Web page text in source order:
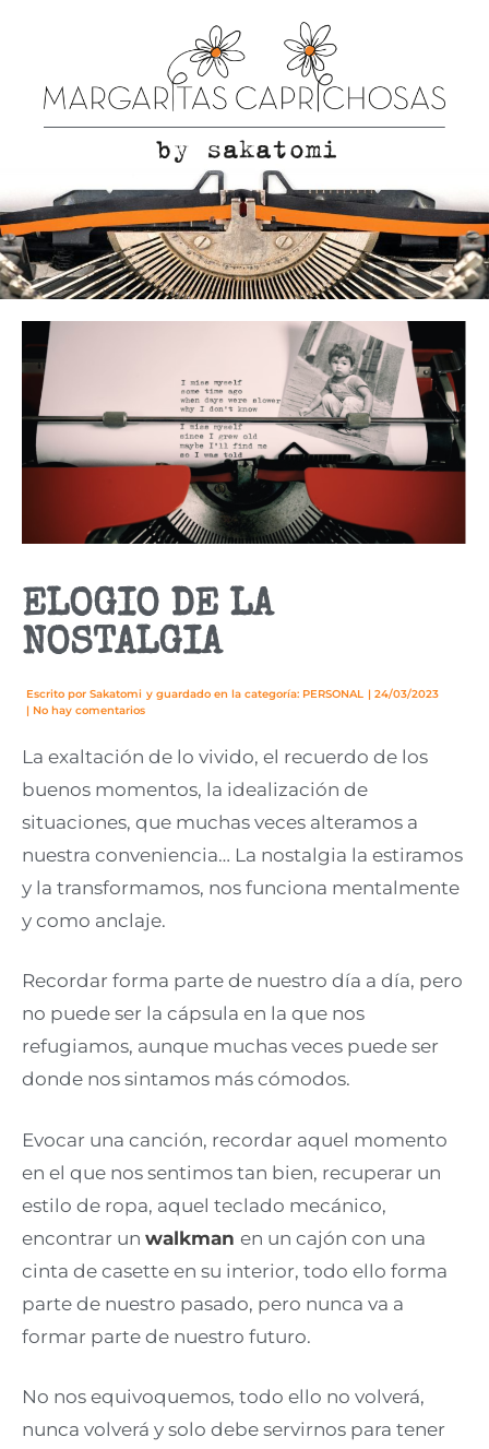
ELOGIO DE LA
NOSTALGIA
Escrito por Sakatomi y guardado en la categoría: PERSONAL | 24/03/2023
| No hay comentarios
La exaltación de lo vivido, el recuerdo de los
buenos momentos, la idealización de
situaciones, que muchas veces alteramos a
nuestra conveniencia… La nostalgia la estiramos
y la transformamos, nos funciona mentalmente
y como anclaje.
Recordar forma parte de nuestro día a día, pero
no puede ser la cápsula en la que nos
refugiamos, aunque muchas veces puede ser
donde nos sintamos más cómodos.
Evocar una canción, recordar aquel momento
en el que nos sentimos tan bien, recuperar un
estilo de ropa, aquel teclado mecánico,
encontrar un walkman en un cajón con una
cinta de casette en su interior, todo ello forma
parte de nuestro pasado, pero nunca va a
formar parte de nuestro futuro.
No nos equivoquemos, todo ello no volverá,
nunca volverá y solo debe servirnos para tener